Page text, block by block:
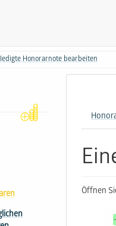
Honorarnote bearbeiten
Öffnen